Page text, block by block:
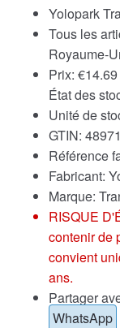
Yolopark
Tous les
Royaume-
Prix: €
État des
Unité de
GTIN:
Référence
Fabricant:
Marque:
RISQUE
contenir de
convient
ans.
Partager
WhatsApp